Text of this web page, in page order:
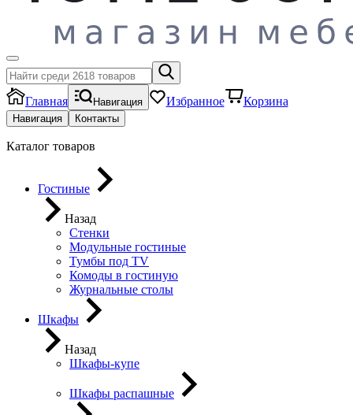
Главная Навигация Избранное Корзина
Навигация Контакты
Каталог товаров
Гостиные
Назад
Стенки
Модульные гостиные
Тумбы под ТV
Комоды в гостиную
Журнальные столы
Шкафы
Назад
Шкафы-купе
Шкафы распашные